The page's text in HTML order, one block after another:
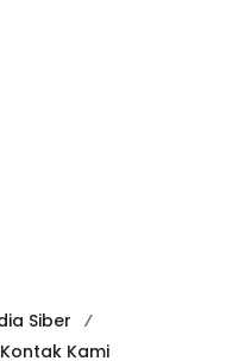
Siber
Kontak Kami